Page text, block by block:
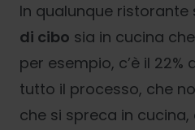
In qualunque ristorante
di cibo sia in cucina
per esempio, c’è il 22%
tutto il processo, che
che si spreca in